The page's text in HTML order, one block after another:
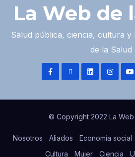
La Web de
Salud pública, ciencia, cultura y
de la Salud
© Copyright 2022 La Web
Nosotros Aliados Economía social
Cultura
Mujer Ciencia